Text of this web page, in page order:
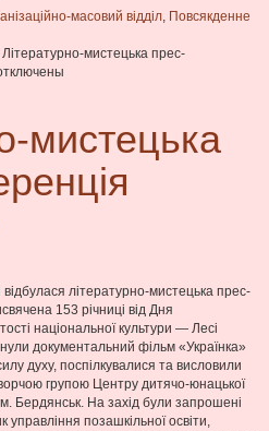
масовий відділ, Повсякденне
мистецька прес-
мистецька
літературно-мистецька прес-
153 річниці від Дня
національної культури — Лесі
документальний фільм «Українка»
духу, поспілкувалися та висловили
групою Центру дитячо-юнацької
м. Бердянськ. На захід були запрошені
управління позашкільної освіти,